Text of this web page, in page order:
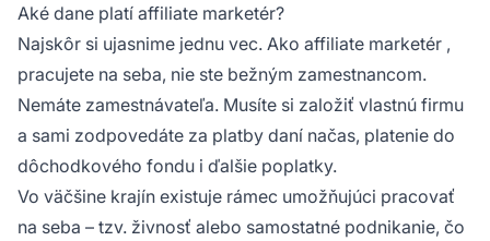
Aké dane platí affiliate marketér?
Najskôr si ujasnime jednu vec. Ako affiliate marketér ,
pracujete na seba, nie ste bežným zamestnancom.
Nemáte zamestnávateľa. Musíte si založiť vlastnú firmu
a sami zodpovedáte za platby daní načas, platenie do
dôchodkového fondu i ďalšie poplatky.
Vo väčšine krajín existuje rámec umožňujúci pracovať
na seba – tzv. živnosť alebo samostatné podnikanie, čo